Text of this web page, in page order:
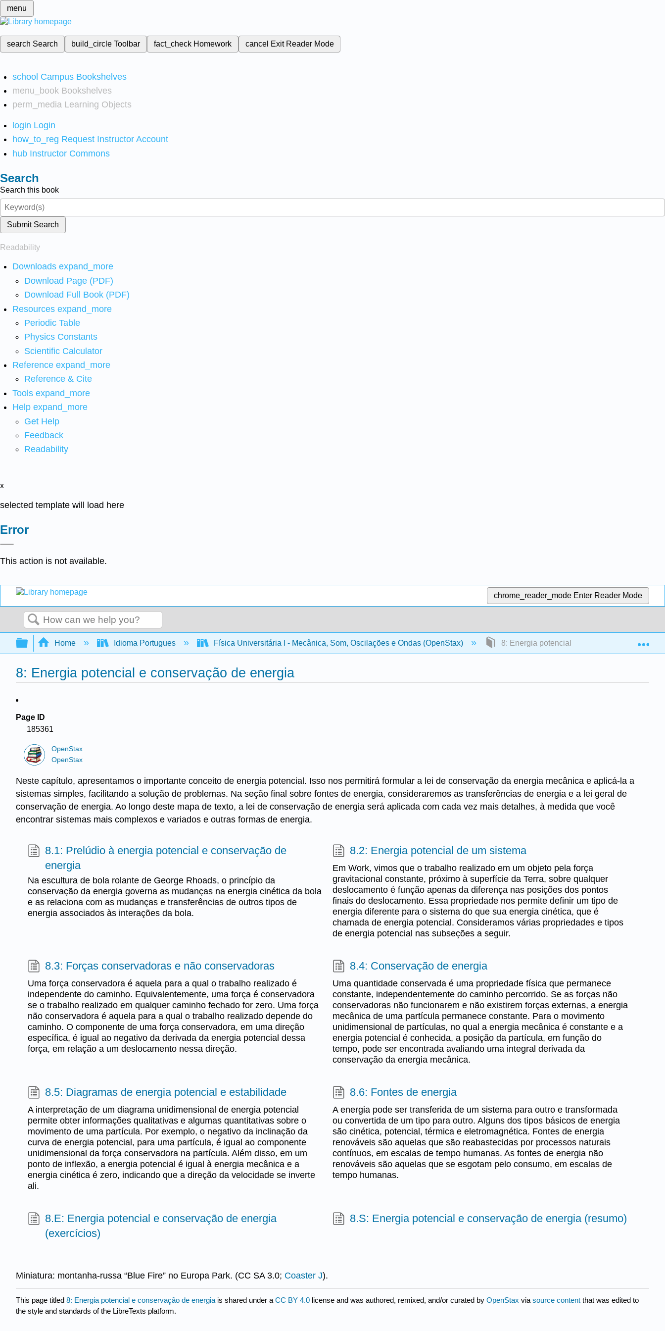
menu
search Search build_circleToolbar fact_check Homework cancel Exit Reader Mode
school Campus Bookshelves
menu_book Bookshelves
perm_media Learning Objects
login Login
how_to_reg Request Instructor Account
hub Instructor Commons
Search
Search this book
Submit Search
Readability
Downloads expand_more
Download Page (PDF)
Download Full Book (PDF)
Resources expand_more
Periodic Table
Physics Constants
Scientific Calculator
Reference expand_more
Reference & Cite
Tools expand_more
Help expand_more
Get Help
Feedback
Readability
x
selected template will load here
Error
This action is not available.
chrome_reader_mode Enter Reader Mode
Search
Expand/collapse global hierarchy
Home Idioma Portugues Física Universitária I - Mecânica, Som, Oscilações e Ondas (OpenStax) 8: Energia potencial e conservação de energia
8: Energia potencial e conservação de energia
Page ID
185361
OpenStax
OpenStax
Neste capítulo, apresentamos o importante conceito de energia potencial. Isso nos permitirá formular a lei de conservação da energia mecânica e aplicá-la a
sistemas simples, facilitando a solução de problemas. Na seção final sobre fontes de energia, consideraremos as transferências de energia e a lei geral de
conservação de energia. Ao longo deste mapa de texto, a lei de conservação de energia será aplicada com cada vez mais detalhes, à medida que você
encontrar sistemas mais complexos e variados e outras formas de energia.
8.1: Prelúdio à energia potencial e conservação de
energia
Na escultura de bola rolante de George Rhoads, o princípio da
conservação da energia governa as mudanças na energia cinética da bola
e as relaciona com as mudanças e transferências de outros tipos de
energia associados às interações da bola.
8.2: Energia potencial de um sistema
Em Work, vimos que o trabalho realizado em um objeto pela força
gravitacional constante, próximo à superfície da Terra, sobre qualquer
deslocamento é função apenas da diferença nas posições dos pontos
finais do deslocamento. Essa propriedade nos permite definir um tipo de
energia diferente para o sistema do que sua energia cinética, que é
chamada de energia potencial. Consideramos várias propriedades e tipos
de energia potencial nas subseções a seguir.
8.3: Forças conservadoras e não conservadoras
Uma força conservadora é aquela para a qual o trabalho realizado é
independente do caminho. Equivalentemente, uma força é conservadora
se o trabalho realizado em qualquer caminho fechado for zero. Uma força
não conservadora é aquela para a qual o trabalho realizado depende do
caminho. O componente de uma força conservadora, em uma direção
específica, é igual ao negativo da derivada da energia potencial dessa
força, em relação a um deslocamento nessa direção.
8.4: Conservação de energia
Uma quantidade conservada é uma propriedade física que permanece
constante, independentemente do caminho percorrido. Se as forças não
conservadoras não funcionarem e não existirem forças externas, a energia
mecânica de uma partícula permanece constante. Para o movimento
unidimensional de partículas, no qual a energia mecânica é constante e a
energia potencial é conhecida, a posição da partícula, em função do
tempo, pode ser encontrada avaliando uma integral derivada da
conservação da energia mecânica.
8.5: Diagramas de energia potencial e estabilidade
A interpretação de um diagrama unidimensional de energia potencial
permite obter informações qualitativas e algumas quantitativas sobre o
movimento de uma partícula. Por exemplo, o negativo da inclinação da
curva de energia potencial, para uma partícula, é igual ao componente
unidimensional da força conservadora na partícula. Além disso, em um
ponto de inflexão, a energia potencial é igual à energia mecânica e a
energia cinética é zero, indicando que a direção da velocidade se inverte
ali.
8.6: Fontes de energia
A energia pode ser transferida de um sistema para outro e transformada
ou convertida de um tipo para outro. Alguns dos tipos básicos de energia
são cinética, potencial, térmica e eletromagnética. Fontes de energia
renováveis são aquelas que são reabastecidas por processos naturais
contínuos, em escalas de tempo humanas. As fontes de energia não
renováveis são aquelas que se esgotam pelo consumo, em escalas de
tempo humanas.
8.E: Energia potencial e conservação de energia
(exercícios)
8.S: Energia potencial e conservação de energia (resumo)
Miniatura: montanha-russa “Blue Fire” no Europa Park. (CC SA 3.0; Coaster J).
This page titled 8: Energia potencial e conservação de energia is shared under a CC BY 4.0 license and was authored, remixed, and/or curated by OpenStax via source content that was edited to
the style and standards of the LibreTexts platform.